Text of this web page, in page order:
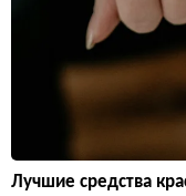
Лучшие средства